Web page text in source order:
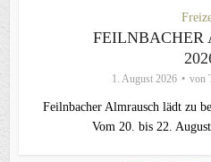
FEILNBACHER
1. August 2026 von
Feilnbacher Almrausch lädt zu
Vom 20. bis 22.